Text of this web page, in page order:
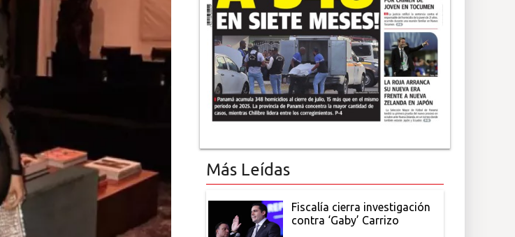
Más Leídas
Fiscalía cierra investigación
contra ‘Gaby’ Carrizo